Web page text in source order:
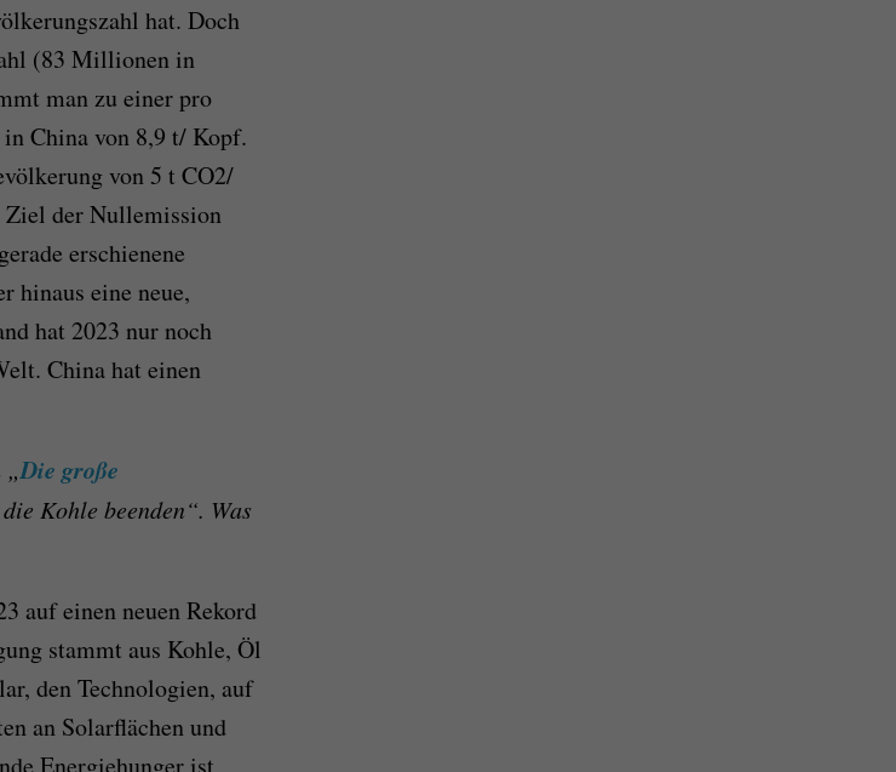
hat. Doch
(83 Millionen in
man zu einer pro
China von 8,9 t/ Kopf.
von 5 t CO2/
Ziel der Nullemission
erschienene
hinaus eine neue,
hat 2023 nur noch
China hat einen
Die große
Kohle beenden“. Was
auf einen neuen Rekord
stammt aus Kohle, Öl
den Technologien, auf
an Solarflächen und
Energiehunger ist